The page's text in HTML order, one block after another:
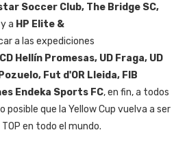
Soccer Club, The Bridge SC,
y a HP Elite &
a las expediciones
CD Hellín Promesas, UD Fraga, UD
Fut d'OR Lleida, FIB
Endeka Sports FC, en fin, a todos
posible que la Yellow Cup vuelva a ser
en todo el mundo.